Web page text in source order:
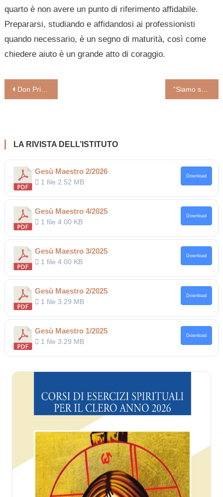
quarto è non avere un punto di riferimento affidabile.
Prepararsi, studiando e affidandosi ai professionisti
quando necessario, è un segno di maturità, così come
chiedere aiuto è un grande atto di coraggio.
Navigazione
Don Primo Mazzolari parlava da poeta innamorato di Dio e del prossimo. La forza che viene dal Vangelo “Siamo semplicemente servi, abbiamo fatto quanto dovevamo fare” di d.Andrea Lonardo
LA RIVISTA DELL’ISTITUTO
Gesù Maestro 2/2026
1 file 2.52 MB
Download
Gesù Maestro 4/2025
1 file4.00 KB
Download
Gesù Maestro 3/2025
1 file4.00 KB
Download
Gesù Maestro 2/2025
1 file3.29 MB
Download
Gesù Maestro 1/2025
1 file3.29 MB
Download